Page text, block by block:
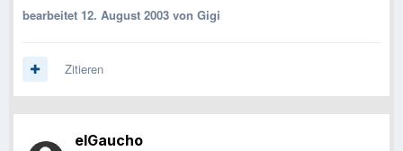
bearbeitet 12. August 2003 von Gigi
Zitieren
elGaucho